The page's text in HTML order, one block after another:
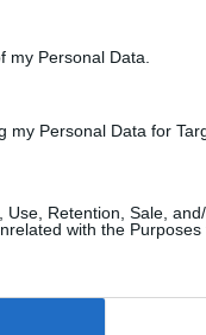
my Personal Data.
my Personal Data for
Retention, Sale,
with the Purposes
Proroctwo
szwajcarskich
z
musi się
nie używa
wybitną. W tym